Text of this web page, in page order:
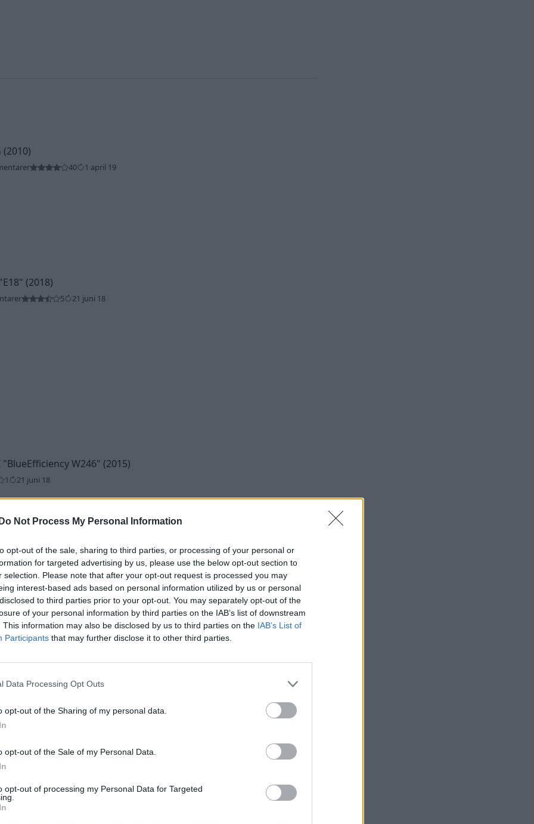
Do Not Process My Personal Information
opt-out of the sale, sharing to third parties, or processing of your personal or
for targeted advertising by us, please use the below opt-out section to
selection. Please note that after your opt-out request is processed you may
interest-based ads based on personal information utilized by us or personal
to third parties prior to your opt-out. You may separately opt-out of the
of your personal information by third parties on the IAB’s list of downstream
This information may also be disclosed by us to third parties on the IAB’s List of
Participants that may further disclose it to other third parties.
Data Processing Opt Outs
opt-out of the Sharing of my personal data.
opt-out of the Sale of my Personal Data.
opt-out of processing my Personal Data for Targeted
(2010)
40 1 april 19
"E18" (2018)
5 21 juni 18
"BlueEfficiency W246" (2015)
1 21 juni 18
(2010)
82 1 nov. 15